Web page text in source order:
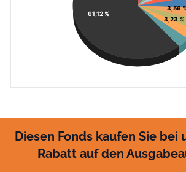
3,56
3,23 %
61,12 %
Diesen Fonds kaufen Sie bei
Rabatt auf den